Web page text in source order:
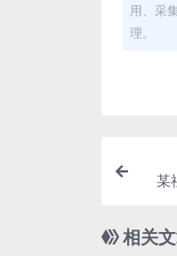
用、采
理。
某
相关